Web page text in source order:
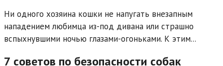
Ни одного хозяина кошки не напугать внезапным
нападением любимца из-под дивана или страшно
вспыхнувшими ночью глазами-огоньками. К этим...
7 советов по безопасности собак